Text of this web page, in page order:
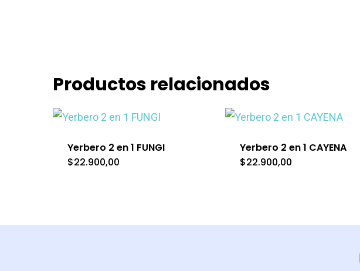
Productos relacionados
Yerbero 2 en 1 FUNGI
$22.900,00
Yerbero 2 en 1 CAYENA
$22.900,00